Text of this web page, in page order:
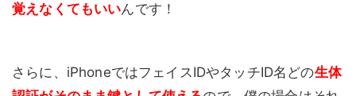
覚えなくてもいいんです！
さらに、iPhoneではフェイスIDやタッチID名どの生体